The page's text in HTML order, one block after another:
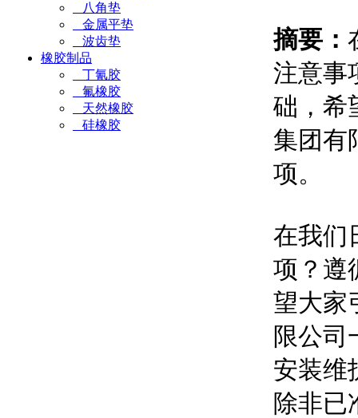
八角垫
金属平垫
波齿垫
橡胶制品
丁氰胶
氟橡胶
天然橡胶
硅橡胶
摘要：
注意事
础，希
集团有
项。
在我们
项？遵
望大家
限公司
安装维
除非已